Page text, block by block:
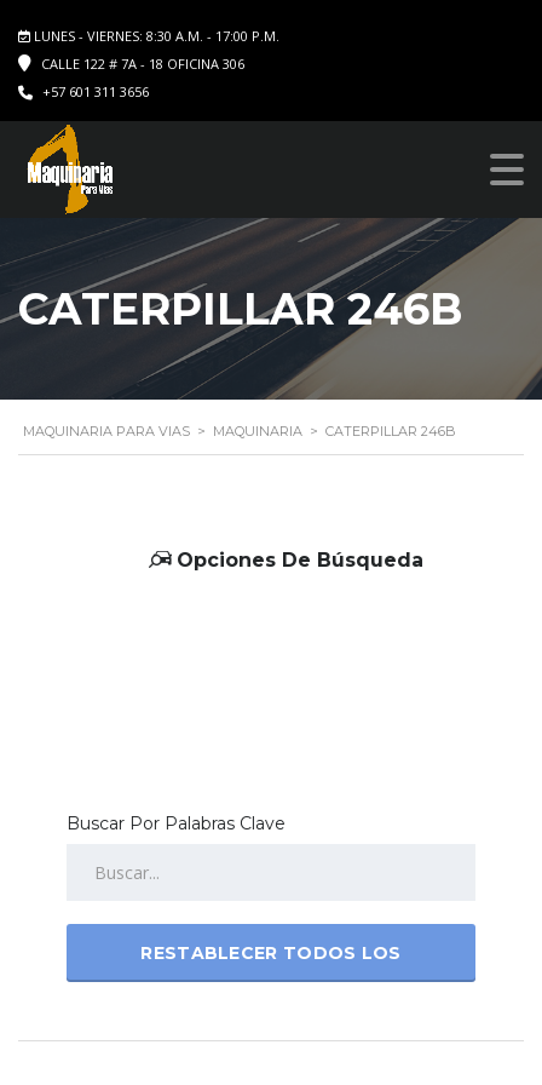
LUNES - VIERNES: 8:30 A.M. - 17:00 P.M.
CALLE 122 # 7A - 18 OFICINA 306
+57 601 311 3656
CATERPILLAR 246B
MAQUINARIA PARA VIAS > MAQUINARIA > CATERPILLAR 246B
Opciones De Búsqueda
Buscar Por Palabras Clave
RESTABLECER TODOS LOS